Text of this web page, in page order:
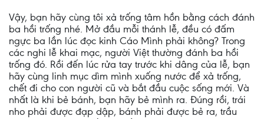
Vậy, bạn hãy cùng tôi xả trống tâm hồn bằng cách đánh
ba hồi trống nhé. Mở đầu mỗi thánh lễ, đều có đấm
ngực ba lần lúc đọc kinh Cáo Mình phải không? Trong
các nghi lễ khai mạc, người Việt thường đánh ba hồi
trống đó. Rồi đến lúc rửa tay trước khi dâng của lễ, bạn
hãy cùng linh mục dìm mình xuống nước để xả trống,
chết đi cho con người cũ và bắt đầu cuộc sống mới. Và
nhất là khi bẻ bánh, bạn hãy bẻ mình ra. Ðúng rồi, trái
nho phải được đạp dập, bánh phải được bẻ ra, trầu